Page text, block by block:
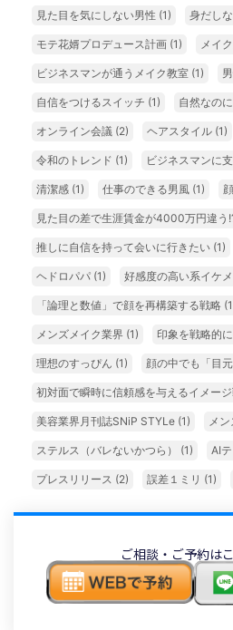
見た目を気にしない男性 (1) 身だし
モテ花婿プロデュース計画 (1) メイ
ビジネスマンが通うメイク教室 (1)
自信をつけるスイッチ (1) 自然なの
オンライン会議 (2) ヘアスタイル (1)
令和のトレンド (1) ビジネスマンに
清潔感 (1) 仕事のできる男風 (1)
見た目の差で生涯賃金が4000万円違う
推しに自信を持って会いに行きたい (1)
ヘドロパパ (1) 好感度の高い系イケ
「論理と数値」で顔を再構築する戦略
メンズメイク業界 (1) 印象を戦略的
理想のすっぴん (1) 顔の中でも「目
初対面で瞬時に信頼感を与えるイメー
美容業界月刊誌SNiP STYLe (1) メ
ステルス（バレないかつら） (1) AI
プレスリリース (2) 誤差１ミリ (1)
ご相談・ご予約は